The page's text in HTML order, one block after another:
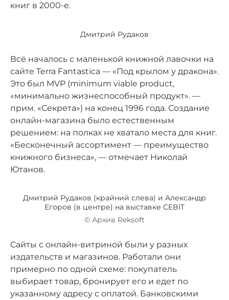
книг в 2000-е.
Дмитрий Рудаков
Всё началось с маленькой книжной лавочки на
сайте Terra Fantastica — «Под крылом у дракона».
Это был MVP (minimum viable product,
«минимально жизнеспособный продукт». —
прим. «Секрета») на конец 1996 года. Создание
онлайн-магазина было естественным
решением: на полках не хватало места для книг.
«Бесконечный ассортимент — преимущество
книжного бизнеса», — отмечает Николай
Ютанов.
Дмитрий Рудаков (крайний слева) и Александр
Егоров (в центре) на выставке CEBIT
© Архив Reksoft
Сайты с онлайн-витриной были у разных
издательств и магазинов. Работали они
примерно по одной схеме: покупатель
выбирает товар, бронирует его и едет по
указанному адресу с оплатой. Банковскими